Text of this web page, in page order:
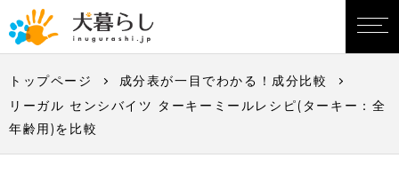
トップページ
成分表が一目でわかる！成分比較
リーガル センシバイツ ターキーミールレシピ(ターキー：全
年齢用)を比較